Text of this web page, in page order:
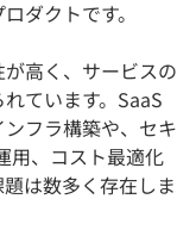
ダクトです。
高く、サービスの
ています。SaaS
フラ構築や、セキ
用、コスト最適化
は数多く存在しま